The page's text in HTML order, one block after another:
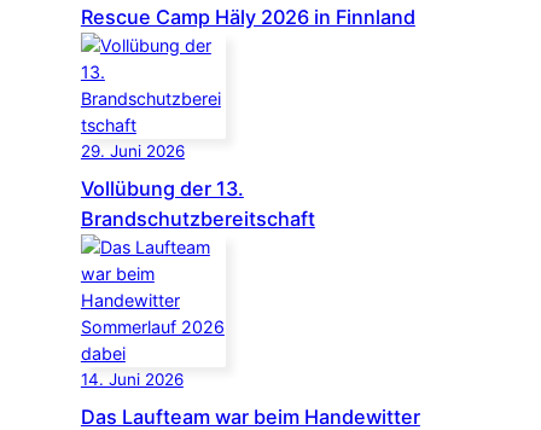
Rescue Camp Häly 2026 in Finnland
29. Juni 2026
Vollübung der 13.
Brandschutzbereitschaft
14. Juni 2026
Das Laufteam war beim Handewitter